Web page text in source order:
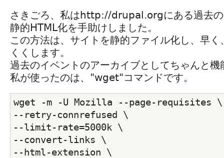
さきごろ、私はhttp://drupal.orgにある過去
静的HTML化を手助けしました。
この方法は、サイトを静的ファイル化し、早
くくします。
過去のイベントのアーカイブとしてちゃんと機
私が使ったのは、"wget"コマンドです。
wget -m -U Mozilla --page-requisites \
--retry-connrefused \
--limit-rate=5000k \
--convert-links \
--html-extension \